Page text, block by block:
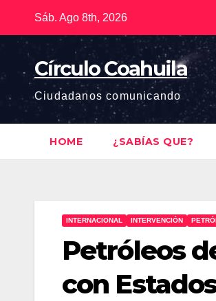
Sáb. Ago 8th, 2026
Círculo Coahuila
Ciudadanos comunicando
HOME ¿SABÍAS QUE?
INTERNACIONAL INTERVENCIÓN
Petróleos
con